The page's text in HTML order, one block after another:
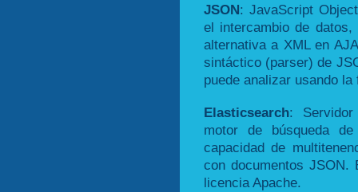
JSON: JavaScript
el intercambio de
alternativa a XML en
sintáctico (parser) de
puede analizar usando
Elasticsearch:
motor de búsqueda
capacidad de
con documentos JSON.
licencia Apache.